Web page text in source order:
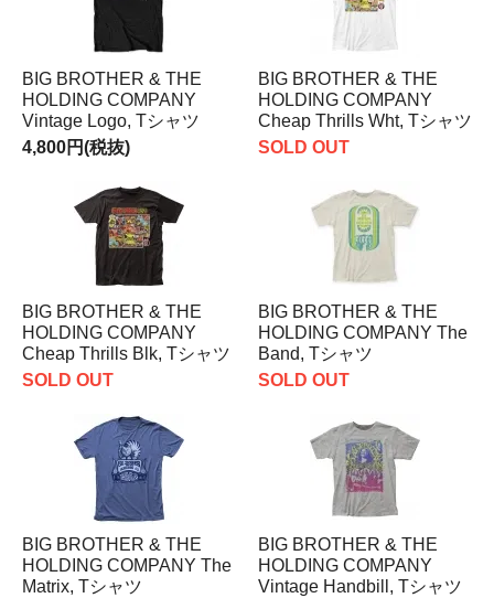
BIG BROTHER & THE
HOLDING COMPANY
Vintage Logo, Tシャツ
4,800円(税抜)
BIG BROTHER & THE
HOLDING COMPANY
Cheap Thrills Wht, Tシャツ
SOLD OUT
BIG BROTHER & THE
HOLDING COMPANY
Cheap Thrills Blk, Tシャツ
SOLD OUT
BIG BROTHER & THE
HOLDING COMPANY The
Band, Tシャツ
SOLD OUT
BIG BROTHER & THE
HOLDING COMPANY The
Matrix, Tシャツ
BIG BROTHER & THE
HOLDING COMPANY
Vintage Handbill, Tシャツ